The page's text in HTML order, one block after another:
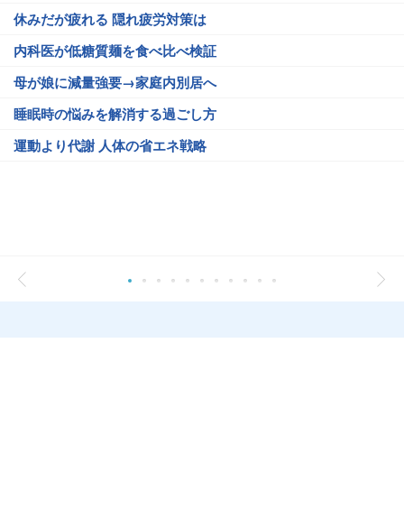
休みだが疲れる 隠れ疲労対策は
内科医が低糖質麺を食べ比べ検証
母が娘に減量強要→家庭内別居へ
睡眠時の悩みを解消する過ごし方
運動より代謝 人体の省エネ戦略